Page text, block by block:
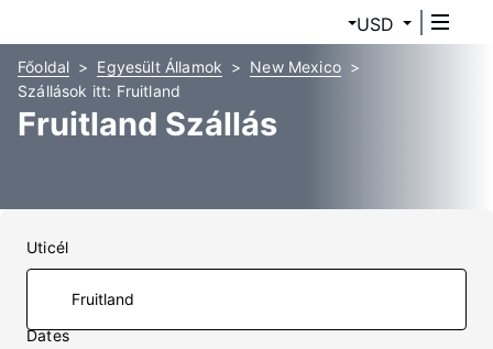
USD
Főoldal Egyesült Államok
New Mexico
Szállások itt: Fruitland
Fruitland Szállás
Uticél
Dates